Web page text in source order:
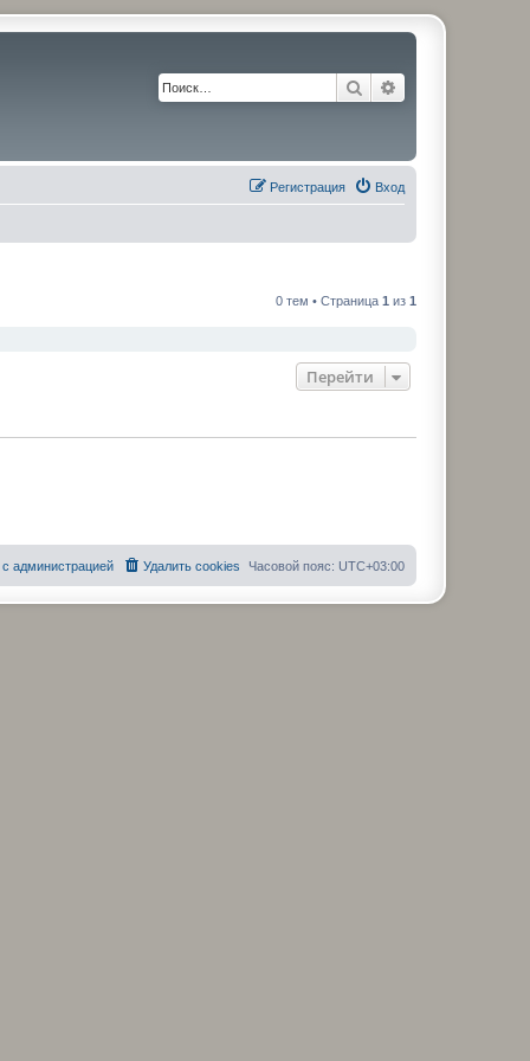
Поиск
Вход
Регистрация
0 тем • Страница 1 из 1
Перейти
Часовой пояс: UTC+03:00
Удалить cookies
администрацией